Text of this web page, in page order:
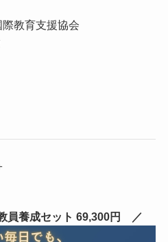
教育支援協会
員養成セット 69,300円 ／